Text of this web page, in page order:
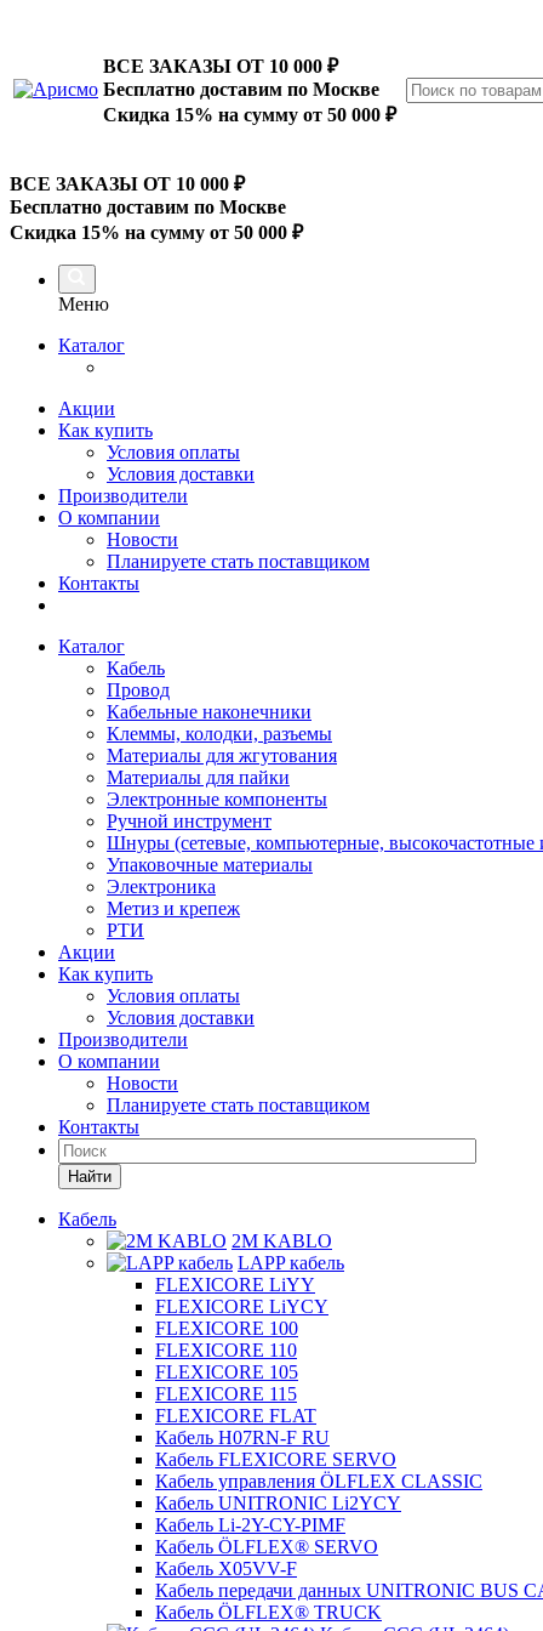
ВСЕ ЗАКАЗЫ ОТ 10 000 ₽
Бесплатно доставим по Москве
Скидка 15% на сумму от 50 000 ₽
ВСЕ ЗАКАЗЫ ОТ 10 000 ₽
Бесплатно доставим по Москве
Скидка 15% на сумму от 50 000 ₽
Меню
Каталог
Акции
Как купить
Условия оплаты
Условия доставки
Производители
О компании
Новости
Планируете стать поставщиком
Контакты
Каталог
Кабель
Провод
Кабельные наконечники
Клеммы, колодки, разъемы
Материалы для жгутования
Материалы для пайки
Электронные компоненты
Ручной инструмент
Шнуры (сетевые, компьютерные, высокочастотные
Упаковочные материалы
Электроника
Метиз и крепеж
РТИ
Акции
Как купить
Условия оплаты
Условия доставки
Производители
О компании
Новости
Планируете стать поставщиком
Контакты
Найти
Кабель
2M KABLO
LAPP кабель
FLEXICORE LiYY
FLEXICORE LiYCY
FLEXICORE 100
FLEXICORE 110
FLEXICORE 105
FLEXICORE 115
FLEXICORE FLAT
Кабель H07RN-F RU
Кабель FLEXICORE SERVO
Кабель управления ÖLFLEX CLASSIC
Кабель UNITRONIC Li2YCY
Кабель Li-2Y-CY-PIMF
Кабель ÖLFLEX® SERVO
Кабель X05VV-F
Кабель передачи данных UNITRONIC BUS
Кабель ÖLFLEX® TRUCK